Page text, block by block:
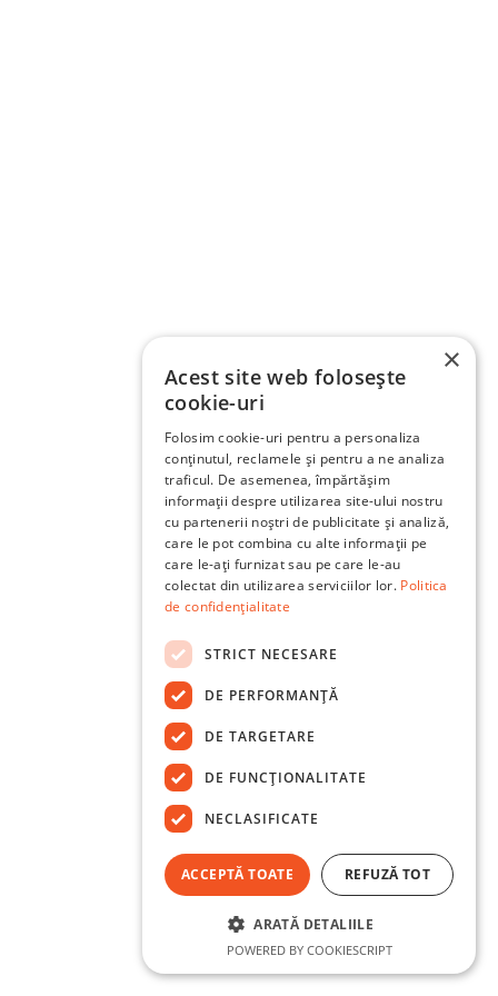
×
Acest site web folosește
cookie-uri
Folosim cookie-uri pentru a personaliza
conținutul, reclamele și pentru a ne analiza
traficul. De asemenea, împărtășim
informații despre utilizarea site-ului nostru
cu partenerii noștri de publicitate și analiză,
care le pot combina cu alte informații pe
care le-ați furnizat sau pe care le-au
colectat din utilizarea serviciilor lor. Politica
de confidențialitate
STRICT NECESARE
DE PERFORMANȚĂ
DE TARGETARE
DE FUNCŢIONALITATE
NECLASIFICATE
ACCEPTĂ TOATE REFUZĂ TOT
ARATĂ DETALIILE
POWERED BY COOKIESCRIPT